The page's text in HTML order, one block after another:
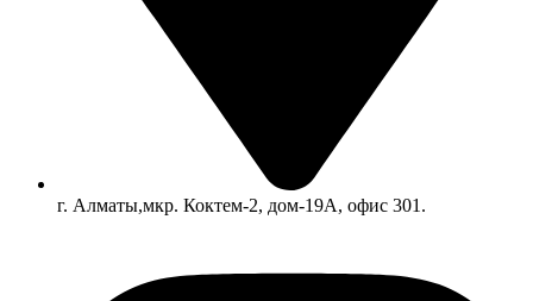
г. Алматы,мкр. Коктем-2, дом-19А, офис 301.